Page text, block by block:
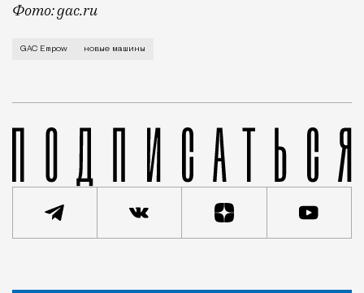
Фото: gac.ru
Автомобильные пристрастия москвичей всегда
GAC Empow новые машины
Статья
Дмитрий Леонтьев